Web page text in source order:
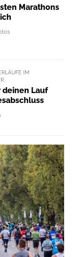
Marathons
IM
deinen Lauf